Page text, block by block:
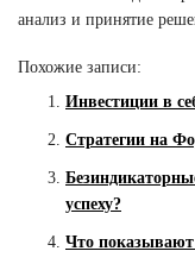
анализ и принятие
Похожие записи:
Инвестиции в
Стратегии на
успеху?
Что